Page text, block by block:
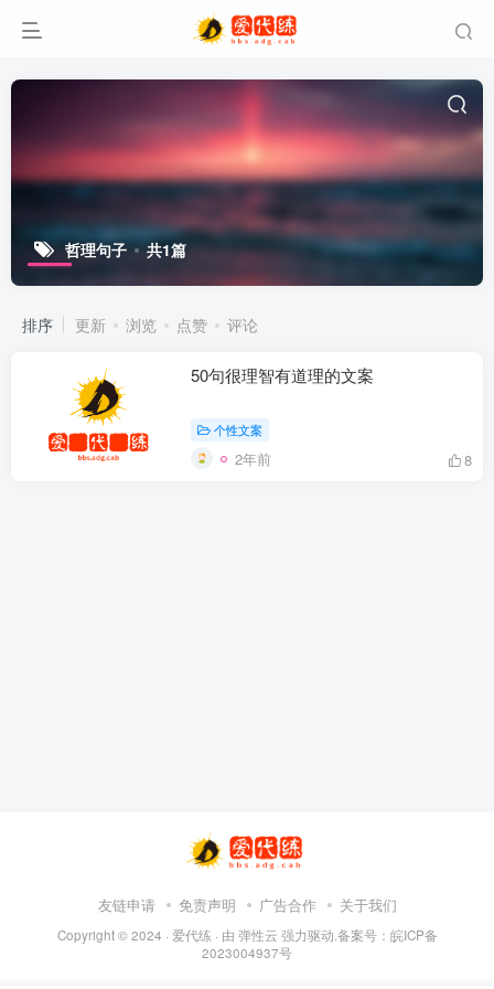
哲理句子 共1篇
排序 更新 浏览 点赞 评论
50句很理智有道理的文案
个性文案
2年前 8
友链申请 免责声明 广告合作 关于我们
Copyright © 2024 · 爱代练 · 由 弹性云 强力驱动.备案号： 皖ICP备
2023004937号